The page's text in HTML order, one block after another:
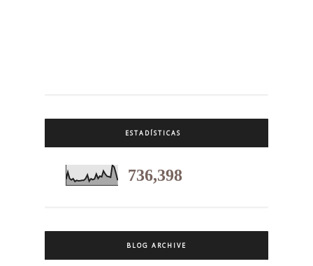
ESTADÍSTICAS
736,398
BLOG ARCHIVE